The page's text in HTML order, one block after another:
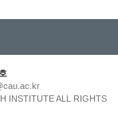
INSTITUTE ALL RIGHTS